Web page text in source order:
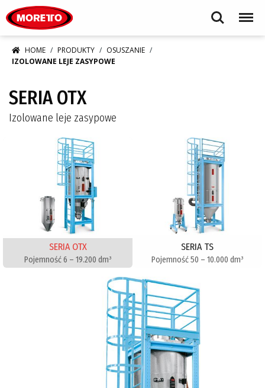
Search Menu
HOME PRODUKTY
OSUSZANIE
IZOLOWANE LEJE ZASYPOWE
SERIA OTX
Izolowane leje zasypowe
SERIA OTX
Pojemność 6 – 19.200 dm³
SERIA TS
Pojemność 50 – 10.000 dm³